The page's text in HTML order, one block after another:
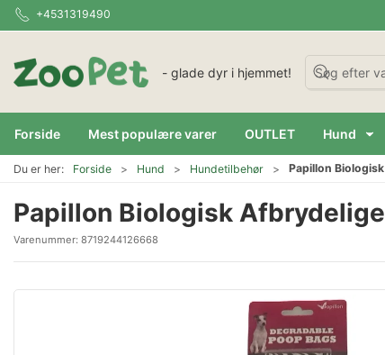
+4531319490
- glade dyr i hjemmet!
Forside Mest populære varer OUTLET Hund
Du er her: Forside Hund Hundetilbehør Papillon
Papillon Biologisk
Varenummer: 8719244126668